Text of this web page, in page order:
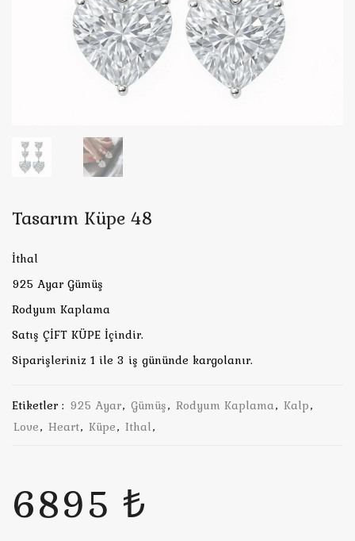
Tasarım Küpe 48
İthal
925 Ayar Gümüş
Rodyum Kaplama
Satış ÇİFT KÜPE İçindir.
Siparişleriniz 1 ile 3 iş gününde kargolanır.
Etiketler : 925 Ayar, Gümüş, Rodyum Kaplama, Kalp,
Love, Heart, Küpe, Ithal,
6895 ₺